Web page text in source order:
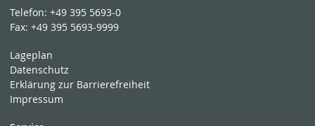
Telefon:+49 395 5693-0
Fax:+49 395 5693-9999
Lageplan
Datenschutz
Erklärung zur Barrierefreiheit
Impressum